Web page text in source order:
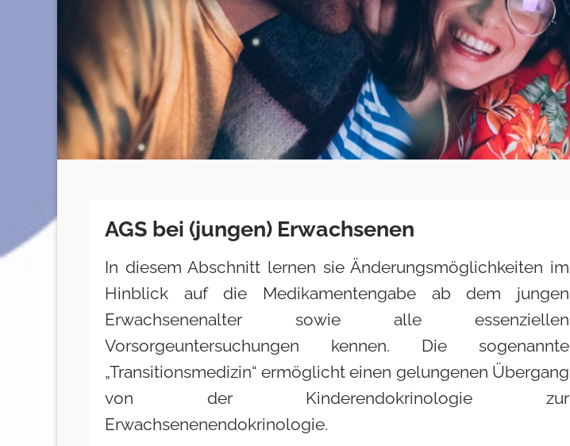
AGS bei (jungen) Erwachsenen
In diesem Abschnitt lernen sie Änderungsmöglichkeiten im
Hinblick auf die Medikamentengabe ab dem jungen
Erwachsenenalter sowie alle essenziellen
Vorsorgeuntersuchungen kennen. Die sogenannte
„Transitionsmedizin“ ermöglicht einen gelungenen Übergang
von der Kinderendokrinologie zur
Erwachsenenendokrinologie.